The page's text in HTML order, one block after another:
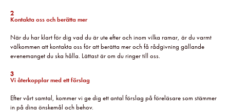
2
Kontakta oss och berätta mer
När du har klart för dig vad du är ute efter och inom vilka ramar, är du varmt
välkommen att kontakta oss för att berätta mer och få rådgivning gällande
evenemanget du ska hålla. Lättast är om du ringer till oss.
3
Vi återkopplar med ett förslag
Efter vårt samtal, kommer vi ge dig ett antal förslag på föreläsare som stämmer
in på dina önskemål och behov.